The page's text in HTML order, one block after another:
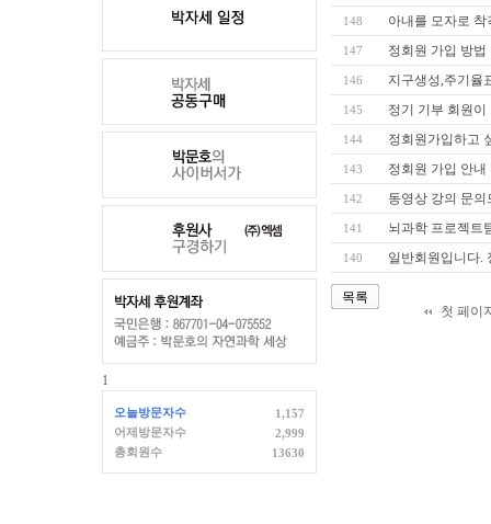
1
오늘방문자수
1,157
어제방문자수
2,999
총회원수
13630
148 아내를 모자로
147 정회원 가입 방
146 지구생성,주기율
145 정기 기부 회원이
144 정회원가입하고
143 정회원 가입 안내
142 동영상 강의 문의
141 뇌과학 프로젝트
140 일반회원입니다.
목록
첫 페이